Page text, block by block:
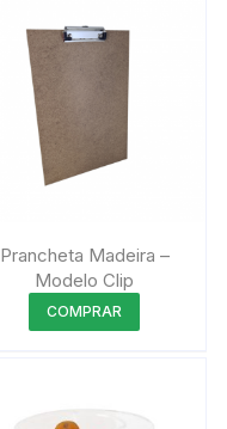
Prancheta Madeira –
Modelo Clip
COMPRAR
produto
variantes.